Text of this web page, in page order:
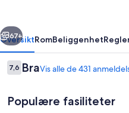
All
Inclusive
Neste
67+
OversiktRomBeliggenhet
Anmeldelser
7,67,6 av 10 –
BraVis alle de 431
Populære fasiliteter